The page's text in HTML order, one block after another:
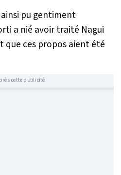
pu gentiment
a nié avoir traité Nagui
que ces propos aient été
cette publicité